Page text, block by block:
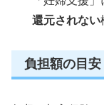
還元されない
負担額の目安